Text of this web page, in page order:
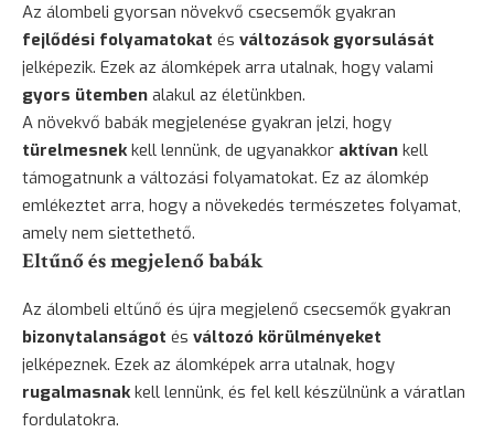
Az álombeli gyorsan növekvő csecsemők gyakran
fejlődési folyamatokat és változások gyorsulását
jelképezik. Ezek az álomképek arra utalnak, hogy valami
gyors ütemben alakul az életünkben.
A növekvő babák megjelenése gyakran jelzi, hogy
türelmesnekkell lennünk, de ugyanakkor aktívan kell
támogatnunk a változási folyamatokat. Ez az álomkép
emlékeztet arra, hogy a növekedés természetes folyamat,
amely nem siettethető.
Eltűnő és megjelenő babák
Az álombeli eltűnő és újra megjelenő csecsemők gyakran
bizonytalanságot és változó körülményeket
jelképeznek. Ezek az álomképek arra utalnak, hogy
rugalmasnakkell lennünk, és fel kell készülnünk a váratlan
fordulatokra.